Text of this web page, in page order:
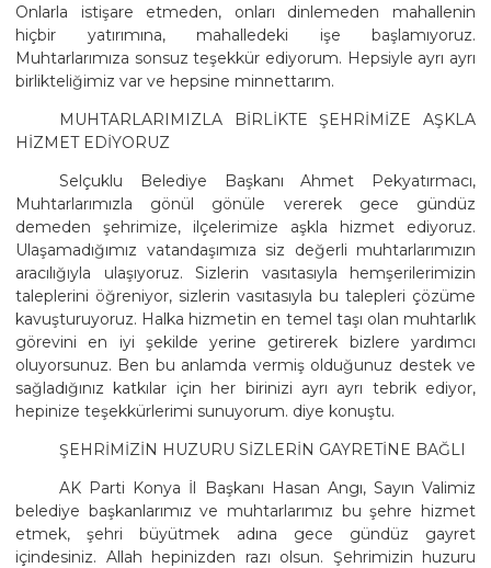
Onlarla istişare etmeden, onları dinlemeden mahallenin
hiçbir yatırımına, mahalledeki işe başlamıyoruz.
Muhtarlarımıza sonsuz teşekkür ediyorum. Hepsiyle ayrı ayrı
birlikteliğimiz var ve hepsine minnettarım.
MUHTARLARIMIZLA BİRLİKTE ŞEHRİMİZE AŞKLA
HİZMET EDİYORUZ
Selçuklu Belediye Başkanı Ahmet Pekyatırmacı,
Muhtarlarımızla gönül gönüle vererek gece gündüz
demeden şehrimize, ilçelerimize aşkla hizmet ediyoruz.
Ulaşamadığımız vatandaşımıza siz değerli muhtarlarımızın
aracılığıyla ulaşıyoruz. Sizlerin vasıtasıyla hemşerilerimizin
taleplerini öğreniyor, sizlerin vasıtasıyla bu talepleri çözüme
kavuşturuyoruz. Halka hizmetin en temel taşı olan muhtarlık
görevini en iyi şekilde yerine getirerek bizlere yardımcı
oluyorsunuz. Ben bu anlamda vermiş olduğunuz destek ve
sağladığınız katkılar için her birinizi ayrı ayrı tebrik ediyor,
hepinize teşekkürlerimi sunuyorum. diye konuştu.
ŞEHRİMİZİN HUZURU SİZLERİN GAYRETİNE BAĞLI
AK Parti Konya İl Başkanı Hasan Angı, Sayın Valimiz
belediye başkanlarımız ve muhtarlarımız bu şehre hizmet
etmek, şehri büyütmek adına gece gündüz gayret
içindesiniz. Allah hepinizden razı olsun. Şehrimizin huzuru